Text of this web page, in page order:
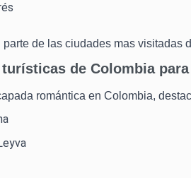
parte de las ciudades mas visitadas
de Colombia
romántica en Colombia,